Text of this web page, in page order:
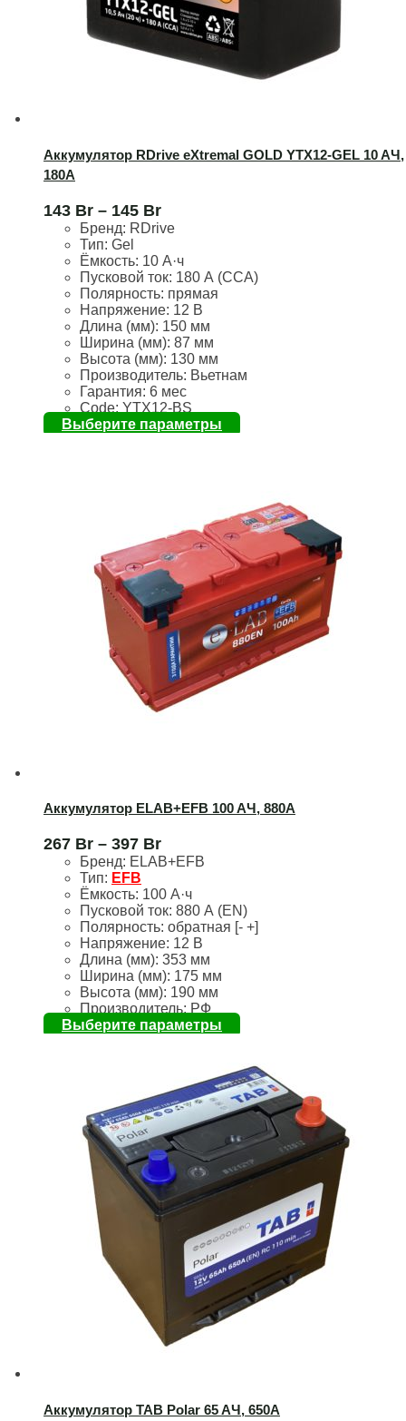
Аккумулятор RDrive eXtremal GOLD YTX12-GEL 10 AЧ,
180А
143 Br – 145 Br
Бренд: RDrive
Тип: Gel
Ёмкость: 10 А·ч
Пусковой ток: 180 А (CCA)
Полярность: прямая
Напряжение: 12 В
Длина (мм): 150 мм
Ширина (мм): 87 мм
Высота (мм): 130 мм
Производитель: Вьетнам
Гарантия: 6 мес
Code: YTX12-BS
Выберите параметры
Аккумулятор ELAB+EFB 100 AЧ, 880А
267 Br – 397 Br
Бренд: ELAB+EFB
Тип: EFB
Ёмкость: 100 А·ч
Пусковой ток: 880 А (EN)
Полярность: обратная [- +]
Напряжение: 12 В
Длина (мм): 353 мм
Ширина (мм): 175 мм
Высота (мм): 190 мм
Производитель: РФ
Выберите параметры
Аккумулятор TAB Polar 65 AЧ, 650А